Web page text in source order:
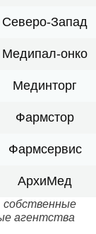
Северо-Запад
Медипал-онко
Мединторг
Фармстор
Фармсервис
АрхиМед
собственные
агентства